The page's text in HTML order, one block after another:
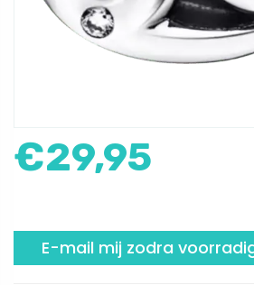
€29,95
E-mail mij zodra